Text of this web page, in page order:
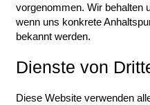
vorgenommen. Wir behalten
wenn uns konkrete
bekannt werden.
Dienste von
Diese Website verwenden